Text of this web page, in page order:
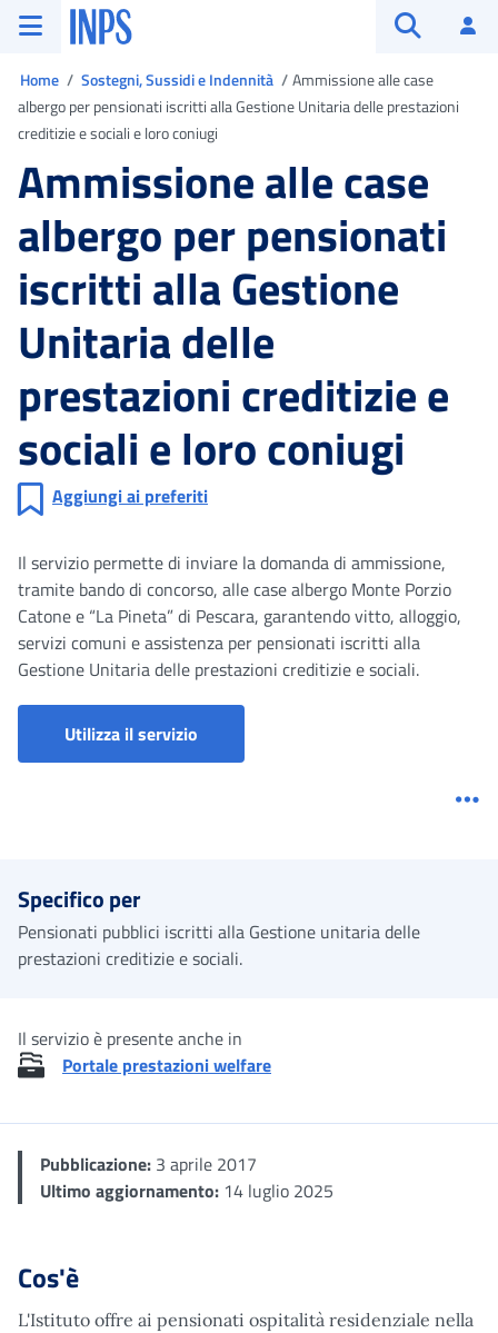
Vai al menu principale
Vai al contenuto principale
Vai al pie' di pagina
INPS ()
Home Sostegni, Sussidi e Indennità
Ammissione alle case
albergo per pensionati iscritti alla Gestione Unitaria delle prestazioni
creditizie e sociali e loro coniugi
Ammissione alle case
albergo per pensionati
iscritti alla Gestione
Unitaria delle
prestazioni creditizie e
sociali e loro coniugi
Aggiungi ai preferiti
Il servizio permette di inviare la domanda di ammissione,
tramite bando di concorso, alle case albergo Monte Porzio
Catone e “La Pineta” di Pescara, garantendo vitto, alloggio,
servizi comuni e assistenza per pensionati iscritti alla
Gestione Unitaria delle prestazioni creditizie e sociali.
Utilizza il servizio
Specifico per
Pensionati pubblici iscritti alla Gestione unitaria delle
prestazioni creditizie e sociali.
Il servizio è presente anche in
Portale prestazioni welfare
Pubblicazione: 3 aprile 2017
Ultimo aggiornamento: 14 luglio 2025
Cos'è
L'Istituto offre ai pensionati ospitalità residenziale nella